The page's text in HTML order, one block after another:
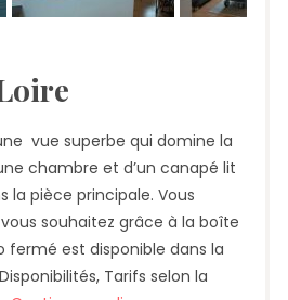
vue superbe qui domine la
chambre et d’un canapé lit
la pièce principale. Vous
souhaitez grâce à la boîte
fermé est disponible dans la
Tarifs selon la